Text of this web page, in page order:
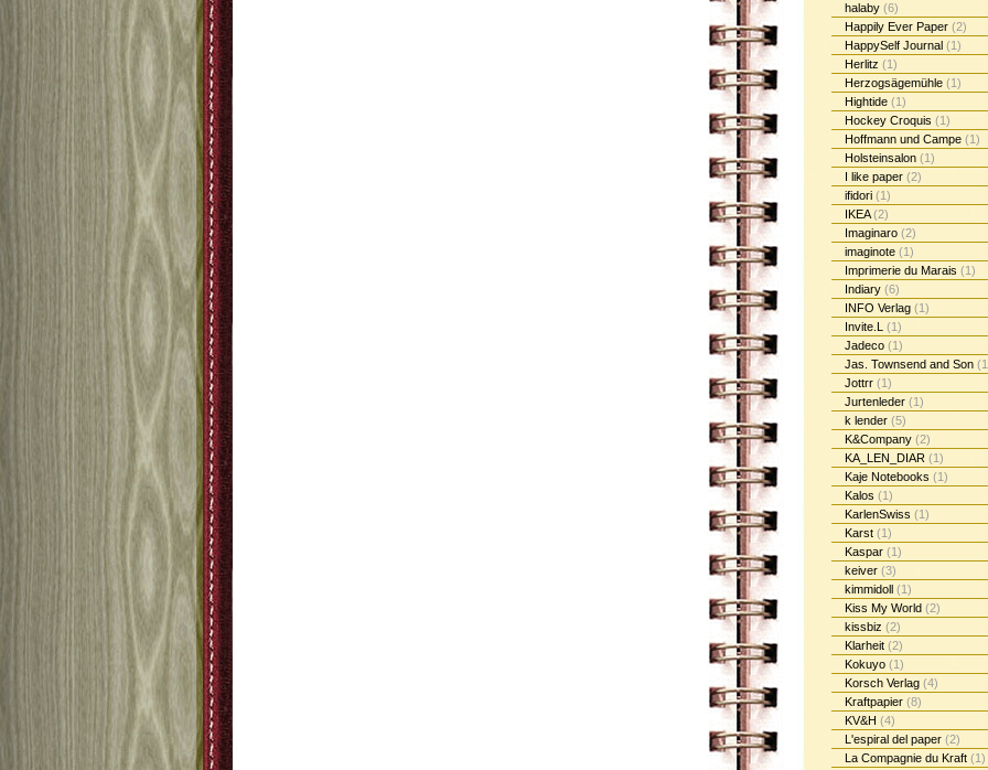
halaby (6)
Happily Ever Paper (2)
HappySelf Journal (1)
Herlitz (1)
Herzogsägemühle (1)
Hightide (1)
Hockey Croquis (1)
Hoffmann und Campe (1)
Holsteinsalon (1)
I like paper (2)
ifidori (1)
IKEA(2)
Imaginaro (2)
imaginote (1)
Imprimerie du Marais (1)
Indiary (6)
INFO Verlag (1)
Invite.L (1)
Jadeco (1)
Jas. Townsend and Son
Jottrr (1)
Jurtenleder (1)
k lender (5)
K&Company (2)
KA_LEN_DIAR (1)
Kaje Notebooks (1)
Kalos (1)
KarlenSwiss (1)
Karst (1)
Kaspar (1)
keiver (3)
kimmidoll (1)
Kiss My World (2)
kissbiz (2)
Klarheit (2)
Kokuyo (1)
Korsch Verlag (4)
Kraftpapier (8)
KV&H (4)
L'espiral del paper (2)
La Compagnie du Kraft (1)